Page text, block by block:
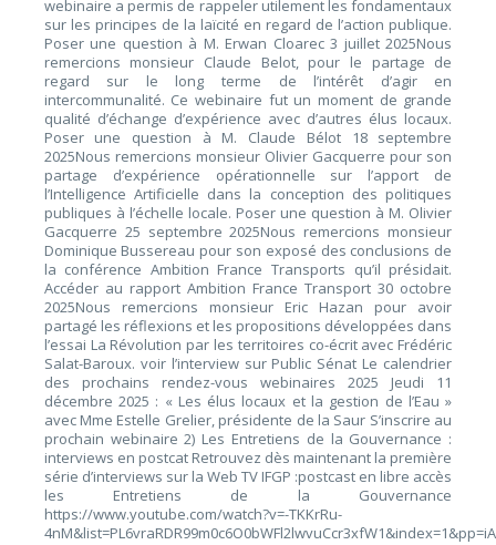
webinaire a permis de rappeler utilement les fondamentaux
sur les principes de la laïcité en regard de l’action publique.
Poser une question à M. Erwan Cloarec 3 juillet 2025Nous
remercions monsieur Claude Belot, pour le partage de
regard sur le long terme de l’intérêt d’agir en
intercommunalité. Ce webinaire fut un moment de grande
qualité d’échange d’expérience avec d’autres élus locaux.
Poser une question à M. Claude Bélot 18 septembre
2025Nous remercions monsieur Olivier Gacquerre pour son
partage d’expérience opérationnelle sur l’apport de
l’Intelligence Artificielle dans la conception des politiques
publiques à l’échelle locale. Poser une question à M. Olivier
Gacquerre 25 septembre 2025Nous remercions monsieur
Dominique Bussereau pour son exposé des conclusions de
la conférence Ambition France Transports qu’il présidait.
Accéder au rapport Ambition France Transport 30 octobre
2025Nous remercions monsieur Eric Hazan pour avoir
partagé les réflexions et les propositions développées dans
l’essai La Révolution par les territoires co-écrit avec Frédéric
Salat-Baroux. voir l’interview sur Public Sénat Le calendrier
des prochains rendez-vous webinaires 2025 Jeudi 11
décembre 2025 : « Les élus locaux et la gestion de l’Eau »
avec Mme Estelle Grelier, présidente de la Saur S’inscrire au
prochain webinaire 2) Les Entretiens de la Gouvernance :
interviews en postcat Retrouvez dès maintenant la première
série d’interviews sur la Web TV IFGP :postcast en libre accès
les Entretiens de la Gouvernance
https://www.youtube.com/watch?v=-TKKrRu-